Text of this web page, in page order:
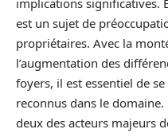
implications significatives.
est un sujet de
propriétaires. Avec la
l’augmentation des
foyers, il est essentiel de
reconnus dans le domaine.
deux des acteurs majeurs